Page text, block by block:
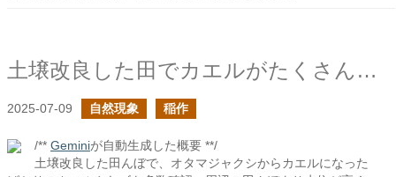
土壌改良した田でカエルがたくさん泳いでいる
2025-07-09 自然現象 稲作
/** Geminiが自動生成した概要 **/
土壌改良した田んぼで、オタマジャクシからカエルになった